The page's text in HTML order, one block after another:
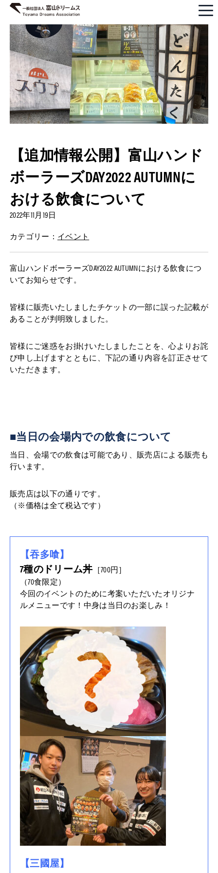
【追加情報公開】富山ハンド
ボーラーズDAY2022 AUTUMNに
おける飲食について
2022年11月19日
カテゴリー： イベント
富山ハンドボーラーズDAY2022 AUTUMNにおける飲食につ
いてお知らせです。
皆様に販売いたしましたチケットの一部に誤った記載が
あることが判明致しました。
皆様にご迷惑をお掛けいたしましたことを、心よりお詫
び申し上げますとともに、下記の通り内容を訂正させて
いただきます。
■当日の会場内での飲食について
当日、会場での飲食は可能であり、販売店による販売も
行います。
販売店は以下の通りです。
（※価格は全て税込です）
【吞多喰】
7種のドリーム丼 ［700円］
（70食限定）
今回のイベントのために考案いただいたオリジナ
ルメニューです！中身は当日のお楽しみ！
【三國屋】